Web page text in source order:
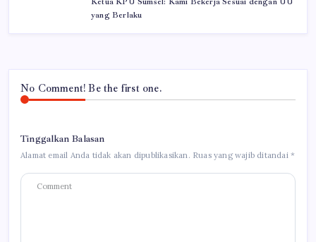
yang Berlaku
No Comment! Be the first one.
Tinggalkan Balasan
Alamat email Anda tidak akan dipublikasikan. Ruas yang wajib ditandai*